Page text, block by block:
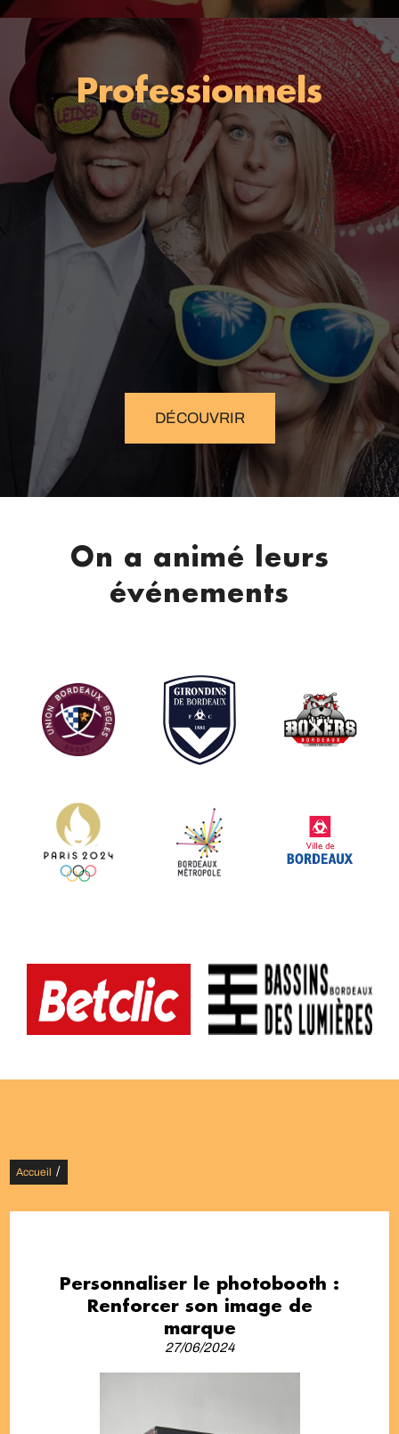
Professionnels
DÉCOUVRIR
On a animé leurs
événements
Accueil /
Personnaliser le photobooth :
Renforcer son image de
marque
27/06/2024